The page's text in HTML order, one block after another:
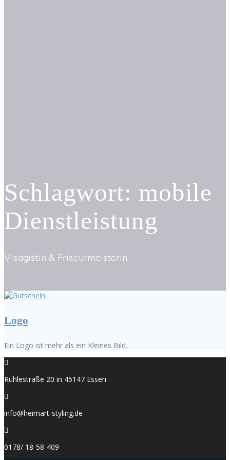
Schlagwort: mobile
Dienstleistung
Visagistin & Friseurmeisterin
Logo
Ein Logo ist mehr als ein Kleines Bild.
Rühlestraße 20 in 45147 Essen
info@heimart-styling.de
0178/ 18-58-409